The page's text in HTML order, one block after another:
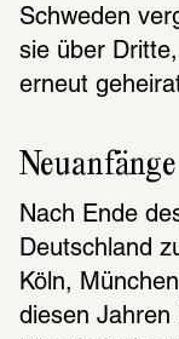
Schweden
sie über
erneut
Neuanfänge
Nach Ende
Deutschland
Köln,
diesen Jahren